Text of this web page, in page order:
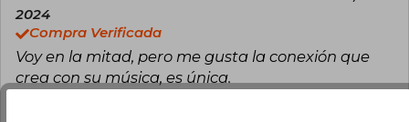
2024
Compra Verificada
Voy en la mitad, pero me gusta la conexión que
crea con su música, es única.